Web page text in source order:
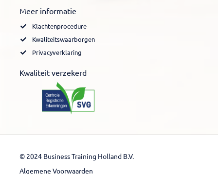
Meer informatie
Klachtenprocedure
Kwaliteitswaarborgen
Privacyverklaring
Kwaliteit verzekerd
© 2024 Business Training Holland B.V.
Algemene Voorwaarden